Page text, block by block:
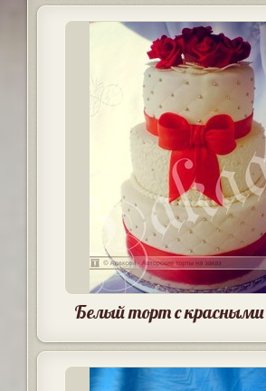
Белый торт с